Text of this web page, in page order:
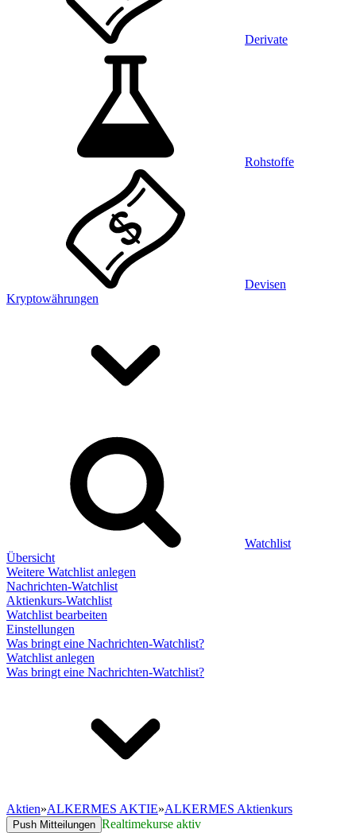
Derivate
Rohstoffe
Devisen
Kryptowährungen
Watchlist
Übersicht
Weitere Watchlist anlegen
Nachrichten-Watchlist
Aktienkurs-Watchlist
Watchlist bearbeiten
Einstellungen
Was bringt eine Nachrichten-Watchlist?
Watchlist anlegen
Was bringt eine Nachrichten-Watchlist?
Aktien»ALKERMES AKTIE»ALKERMES Aktienkurs
Push Mitteilungen Realtimekurse aktiv